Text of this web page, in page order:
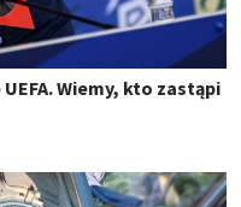
Wiemy, kto zastąpi